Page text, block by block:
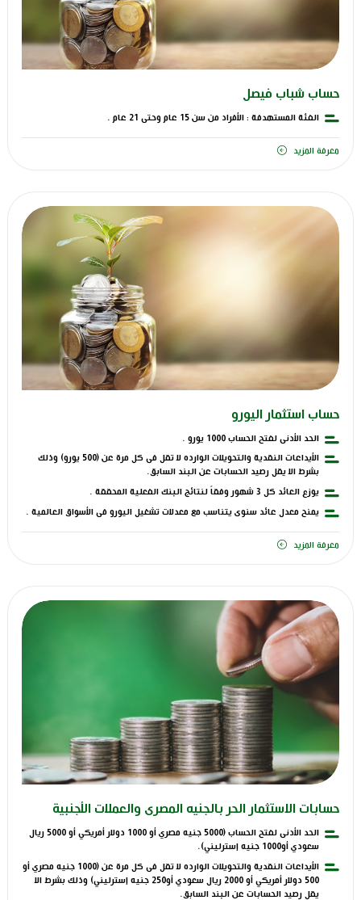
حساب شباب فيصل
الفئة المستهدفة : الأفراد من سن 15 عام وحتى 21 عام .
معرفة المزيد
حساب استثمار اليورو
الحد الأدنى لفتح الحساب 1000 يورو .
الأيداعات النقدية والتحويلات الوارده لا تقل فى كل مرة عن (500 يورو) وذلك
بشرط الا يقل رصيد الحسابات عن البند السابق.
يوزع العائد كل 3 شهور وفقاً لنتائج البنك الفعلية المحققة .
يمنح معدل عائد سنوى يتناسب مع معدلات تشغيل اليورو فى الأسواق العالمية .
معرفة المزيد
حسابات الاستثمار الحر بالجنيه المصرى والعملات الأجنبية
الحد الأدنى لفتح الحساب (5000 جنيه مصري أو 1000 دولار أمريكي أو 5000 ريال
سعودي أو1000 جنيه إسترليني).
الأيداعات النقدية والتحويلات الوارده لا تقل فى كل مرة عن (1000 جنيه مصري أو
500 دولار أمريكي أو 2000 ريال سعودي أو250 جنيه إسترليني) وذلك بشرط الا
يقل رصيد الحسابات عن البند السابق.